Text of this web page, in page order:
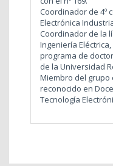
Coordinador de 4º
Electrónica
Coordinador de la
Ingeniería
programa de
de la Universidad
Miembro del
reconocido en
Tecnología